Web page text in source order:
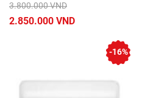
3.800.000 VND
2.850.000 VND
-16%